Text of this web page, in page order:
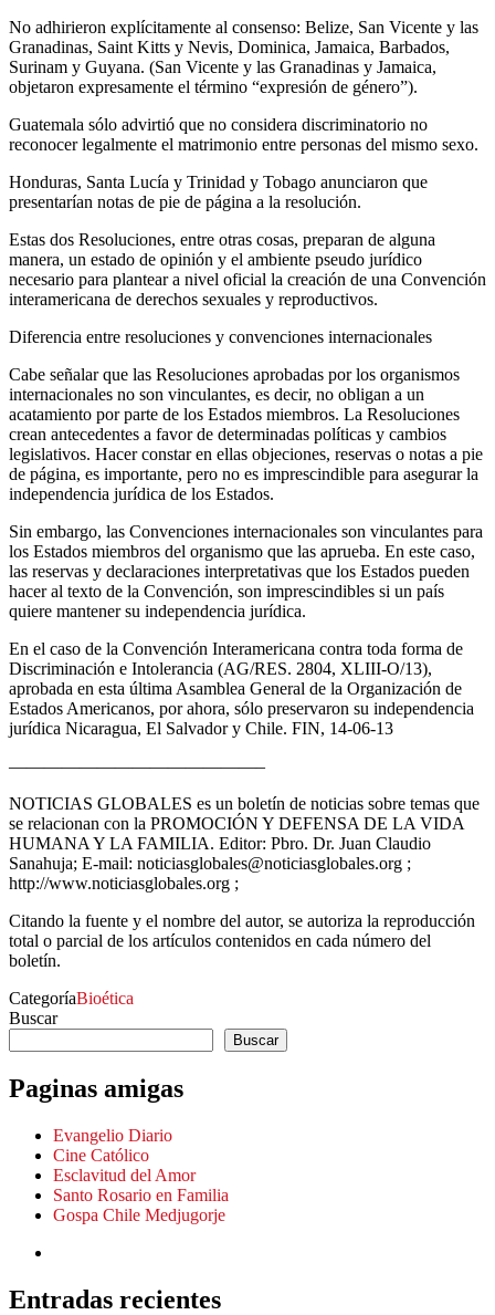
No adhirieron explícitamente al consenso: Belize, San Vicente y las
Granadinas, Saint Kitts y Nevis, Dominica, Jamaica, Barbados,
Surinam y Guyana. (San Vicente y las Granadinas y Jamaica,
objetaron expresamente el término “expresión de género”).
Guatemala sólo advirtió que no considera discriminatorio no
reconocer legalmente el matrimonio entre personas del mismo sexo.
Honduras, Santa Lucía y Trinidad y Tobago anunciaron que
presentarían notas de pie de página a la resolución.
Estas dos Resoluciones, entre otras cosas, preparan de alguna
manera, un estado de opinión y el ambiente pseudo jurídico
necesario para plantear a nivel oficial la creación de una Convención
interamericana de derechos sexuales y reproductivos.
Diferencia entre resoluciones y convenciones internacionales
Cabe señalar que las Resoluciones aprobadas por los organismos
internacionales no son vinculantes, es decir, no obligan a un
acatamiento por parte de los Estados miembros. La Resoluciones
crean antecedentes a favor de determinadas políticas y cambios
legislativos. Hacer constar en ellas objeciones, reservas o notas a pie
de página, es importante, pero no es imprescindible para asegurar la
independencia jurídica de los Estados.
Sin embargo, las Convenciones internacionales son vinculantes para
los Estados miembros del organismo que las aprueba. En este caso,
las reservas y declaraciones interpretativas que los Estados pueden
hacer al texto de la Convención, son imprescindibles si un país
quiere mantener su independencia jurídica.
En el caso de la Convención Interamericana contra toda forma de
Discriminación e Intolerancia (AG/RES. 2804, XLIII-O/13),
aprobada en esta última Asamblea General de la Organización de
Estados Americanos, por ahora, sólo preservaron su independencia
jurídica Nicaragua, El Salvador y Chile. FIN, 14-06-13
——————————————–
NOTICIAS GLOBALES es un boletín de noticias sobre temas que
se relacionan con la PROMOCIÓN Y DEFENSA DE LA VIDA
HUMANA Y LA FAMILIA. Editor: Pbro. Dr. Juan Claudio
Sanahuja; E-mail: noticiasglobales@noticiasglobales.org ;
http://www.noticiasglobales.org ;
Citando la fuente y el nombre del autor, se autoriza la reproducción
total o parcial de los artículos contenidos en cada número del
boletín.
CategoríaBioética
Buscar
Buscar
Paginas amigas
Evangelio Diario
Cine Católico
Esclavitud del Amor
Santo Rosario en Familia
Gospa Chile Medjugorje
Entradas recientes